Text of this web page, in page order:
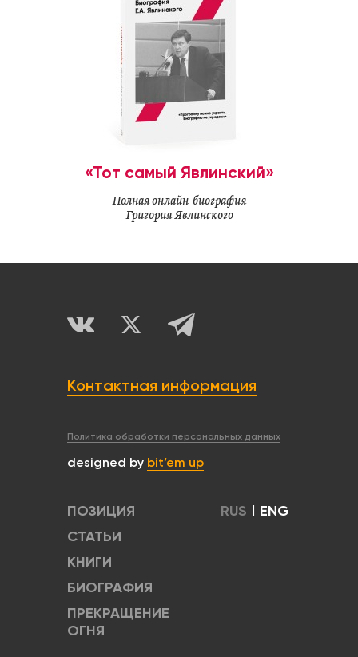
«Тот самый Явлинский»
Полная онлайн-биография
Григория Явлинского
Контактная информация
Политика обработки персональных данных
designed by bit’em up
ПОЗИЦИЯ
СТАТЬИ
КНИГИ
БИОГРАФИЯ
ПРЕКРАЩЕНИЕ
ОГНЯ
RUS | ENG